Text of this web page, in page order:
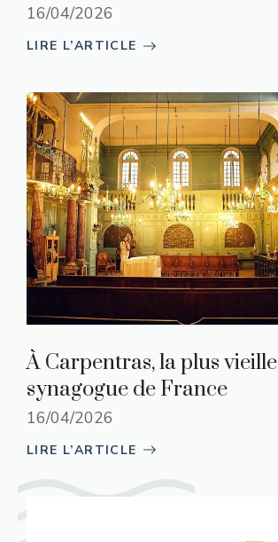
16/04/2026
LIRE L’ARTICLE
À Carpentras, la plus vieille
synagogue de France
16/04/2026
LIRE L’ARTICLE